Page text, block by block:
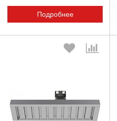
Подробнее
Выберите количество: